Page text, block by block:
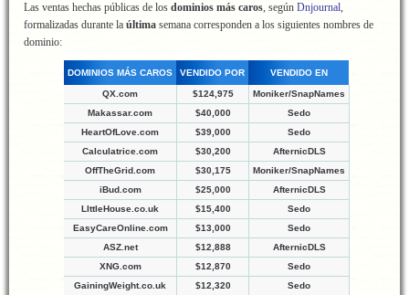
Las ventas hechas públicas de los dominios más caros, según Dnjournal,
formalizadas durante la última semana corresponden a los siguientes nombres de
dominio:
DOMINIOS MÁS CAROS VENDIDO POR VENDIDO EN
QX.com $124,975
Moniker/SnapNames
Makassar.com
$40,000
Sedo
HeartOfLove.com
$39,000
Sedo
Calculatrice.com
$30,200
AfternicDLS
OffTheGrid.com
$30,175
Moniker/SnapNames
iBud.com
$25,000
AfternicDLS
LIttleHouse.co.uk
$15,400
Sedo
EasyCareOnline.com
$13,000
Sedo
ASZ.net
$12,888
AfternicDLS
XNG.com
$12,870
Sedo
GainingWeight.co.uk
$12,320 Sedo